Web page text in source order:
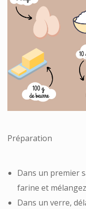
Préparation
Dans un premier
farine et
Dans un verre,